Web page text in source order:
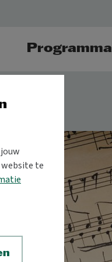
Programma
te